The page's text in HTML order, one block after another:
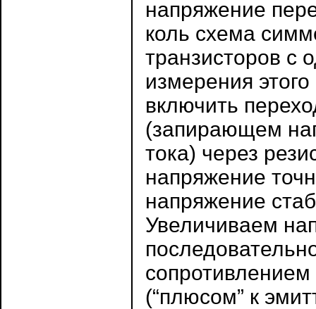
напряжение
коль схема
транзисторов с
измерения
включить
(запирающем
тока) через
напряжение
напряжение
Увеличиваем
(“плюсом” к